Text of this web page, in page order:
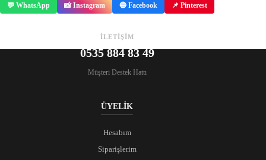
💬 WhatsApp 📸 Instagram 🔵 Facebook 📌 Pinterest
İLETİŞİM
0535 884 83 49
Müşteri Destek Hattı
ÜYELİK
Hesabım
Siparişlerim